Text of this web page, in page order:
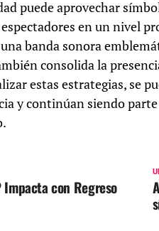
puede aprovechar
en un nivel
banda sonora
consolida la
estas estrategias, se
y continúan siendo
Impacta con Regreso